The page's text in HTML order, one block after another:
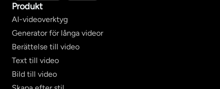
Produkt
AI-videoverktyg
Generator för långa videor
Berättelse till video
Text till video
Bild till video